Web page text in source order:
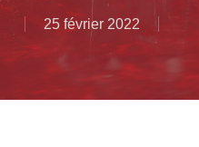
25 février 2022